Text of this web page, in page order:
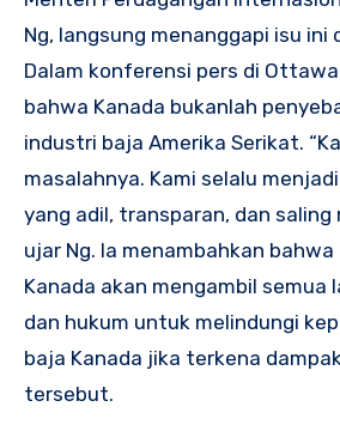
Ng, langsung menanggapi isu ini
Dalam konferensi pers di
bahwa Kanada bukanlah
industri baja Amerika Serikat.
masalahnya. Kami selalu
yang adil, transparan, dan saling
ujar Ng. Ia menambahkan
Kanada akan mengambil semua
dan hukum untuk melindungi
baja Kanada jika terkena
tersebut.